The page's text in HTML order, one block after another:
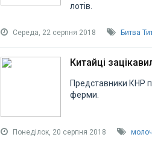
лотів.
Середа, 22 серпня 2018 Битва
Китайці
Представники КНР
ферми.
Понеділок, 20 серпня 2018